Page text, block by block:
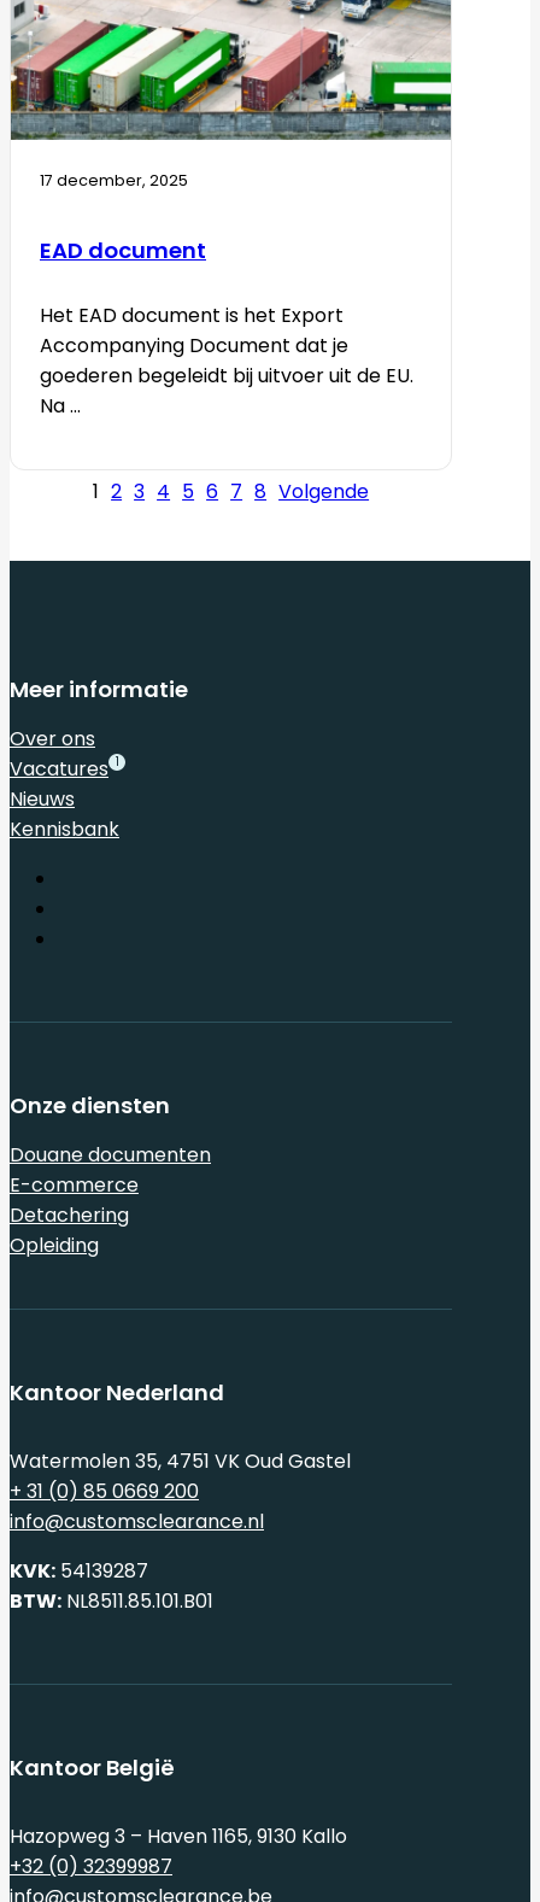
17 december, 2025
EAD document
Het EAD document is het Export
Accompanying Document dat je
goederen begeleidt bij uitvoer uit de EU.
Na ...
1 2 3 4 5 6 7 8 Volgende
Meer informatie
Over ons
Vacatures 1
Nieuws
Kennisbank
Onze diensten
Douane documenten
E-commerce
Detachering
Opleiding
Kantoor Nederland
Watermolen 35, 4751 VK Oud Gastel
+ 31 (0) 85 0669 200
info@customsclearance.nl
KVK: 54139287
BTW: NL8511.85.101.B01
Kantoor België
Hazopweg 3 – Haven 1165, 9130 Kallo
+32 (0) 32399987